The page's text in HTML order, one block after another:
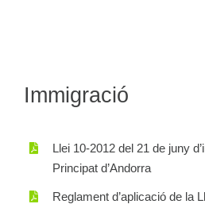
Immigració
Llei 10-2012 del 21 de juny
Principat d’Andorra
Reglament d’aplicació de la